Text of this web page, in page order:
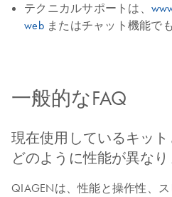
テクニカルサポートは、
webまたはチャット機能で
一般的なFAQ
現在使用しているキット
どのように性能が異なり
QIAGENは、性能と操作性、